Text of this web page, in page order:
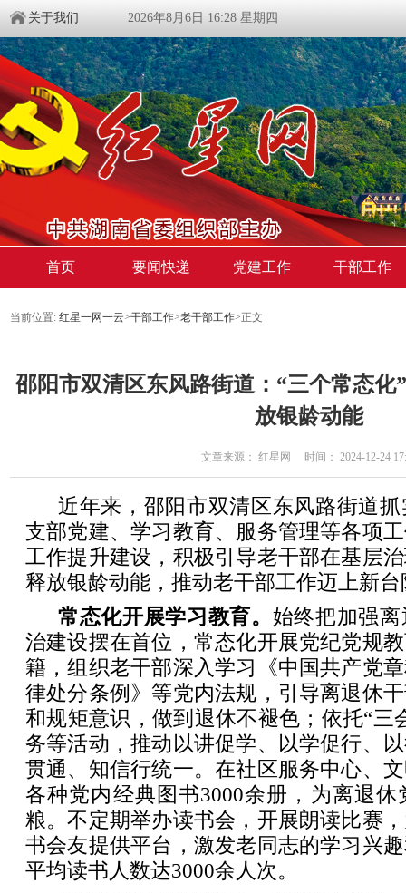
关于我们 2026年8月6日 16:28 星期四
首页 要闻快递 党建工作 干部工作
当前位置: 红星一网一云>干部工作>老干部工作>正文
邵阳市双清区东风路街道：“三个常态化
放银龄动能
文章来源： 红星网 时间： 2024-12-24
近年来，邵阳市双清区东风路街道
支部党建、学习教育、服务管理等各项
工作提升建设，积极引导老干部在基层
释放银龄动能，推动老干部工作迈上新
常态化开展学习教育。 始终把加强
治建设摆在首位，常态化开展党纪党规
籍，组织老干部深入学习《中国共产党
律处分条例》等党内法规，引导离退休
和规矩意识，做到退休不褪色；依托“三
务等活动，推动以讲促学、以学促行、
贯通、知信行统一。在社区服务中心、
各种党内经典图书3000余册，为离退
粮。不定期举办读书会，开展朗读比赛
书会友提供平台，激发老同志的学习兴
平均读书人数达3000余人次。